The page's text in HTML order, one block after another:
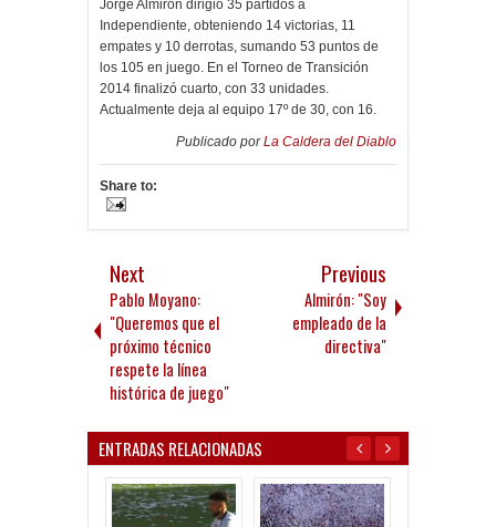
Jorge Almirón dirigió 35 partidos a
Independiente, obteniendo 14 victorias, 11
empates y 10 derrotas, sumando 53 puntos de
los 105 en juego. En el Torneo de Transición
2014 finalizó cuarto, con 33 unidades.
Actualmente deja al equipo 17º de 30, con 16.
Publicado porLa Caldera del Diablo
Share to:
Next
Pablo Moyano:
"Queremos que el
próximo técnico
respete la línea
histórica de juego"
Previous
Almirón: "Soy
empleado de la
directiva"
ENTRADAS RELACIONADAS